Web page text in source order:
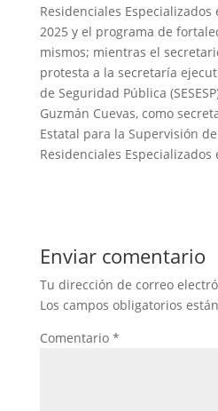
Residenciales
2025 y el programa de
mismos; mientras el
protesta a la secretaría
de Seguridad Pública
Guzmán Cuevas, como
Estatal para la Supervisión
Residenciales Especializados
Enviar comentario
Tu dirección de correo
Los campos obligatorios
Comentario *